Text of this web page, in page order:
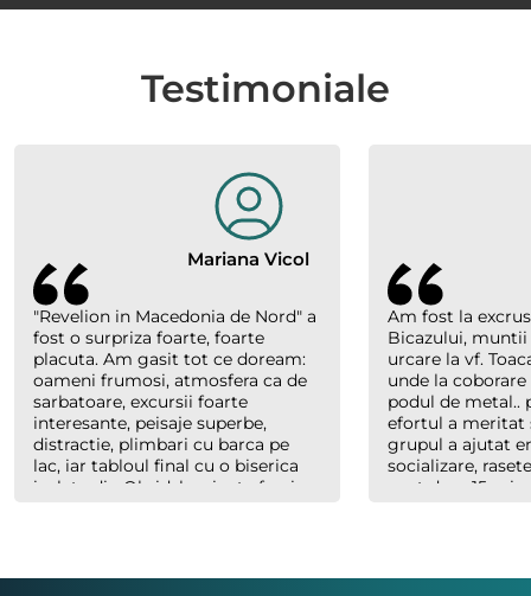
Testimoniale
Mariana Vicol
"Revelion in Macedonia de Nord" a
fost o surpriza foarte, foarte
placuta. Am gasit tot ce doream:
oameni frumosi, atmosfera ca de
sarbatoare, excursii foarte
interesante, peisaje superbe,
distractie, plimbari cu barca pe
lac, iar tabloul final cu o biserica
izolata din Ohrid, luminata feeric,
Am fost la
Bicazului, muntii
urcare la vf.
unde la
podul de metal..
efortul a meritat
grupul a ajutat
socializare,
sunt doar 15